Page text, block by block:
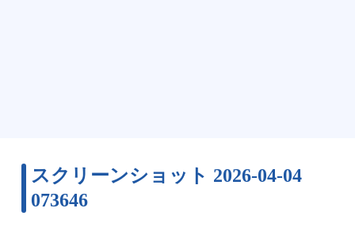
スクリーンショット 2026-04-04
073646